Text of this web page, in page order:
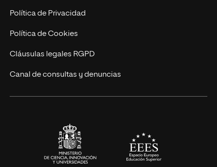
Postgrados
Cursos Universitarios
Trabaja en UNIR
Actualidad
UNIR Revista
Eventos
Política de Privacidad
Política de Cookies
Cláusulas legales RGPD
Canal de consultas y denuncias